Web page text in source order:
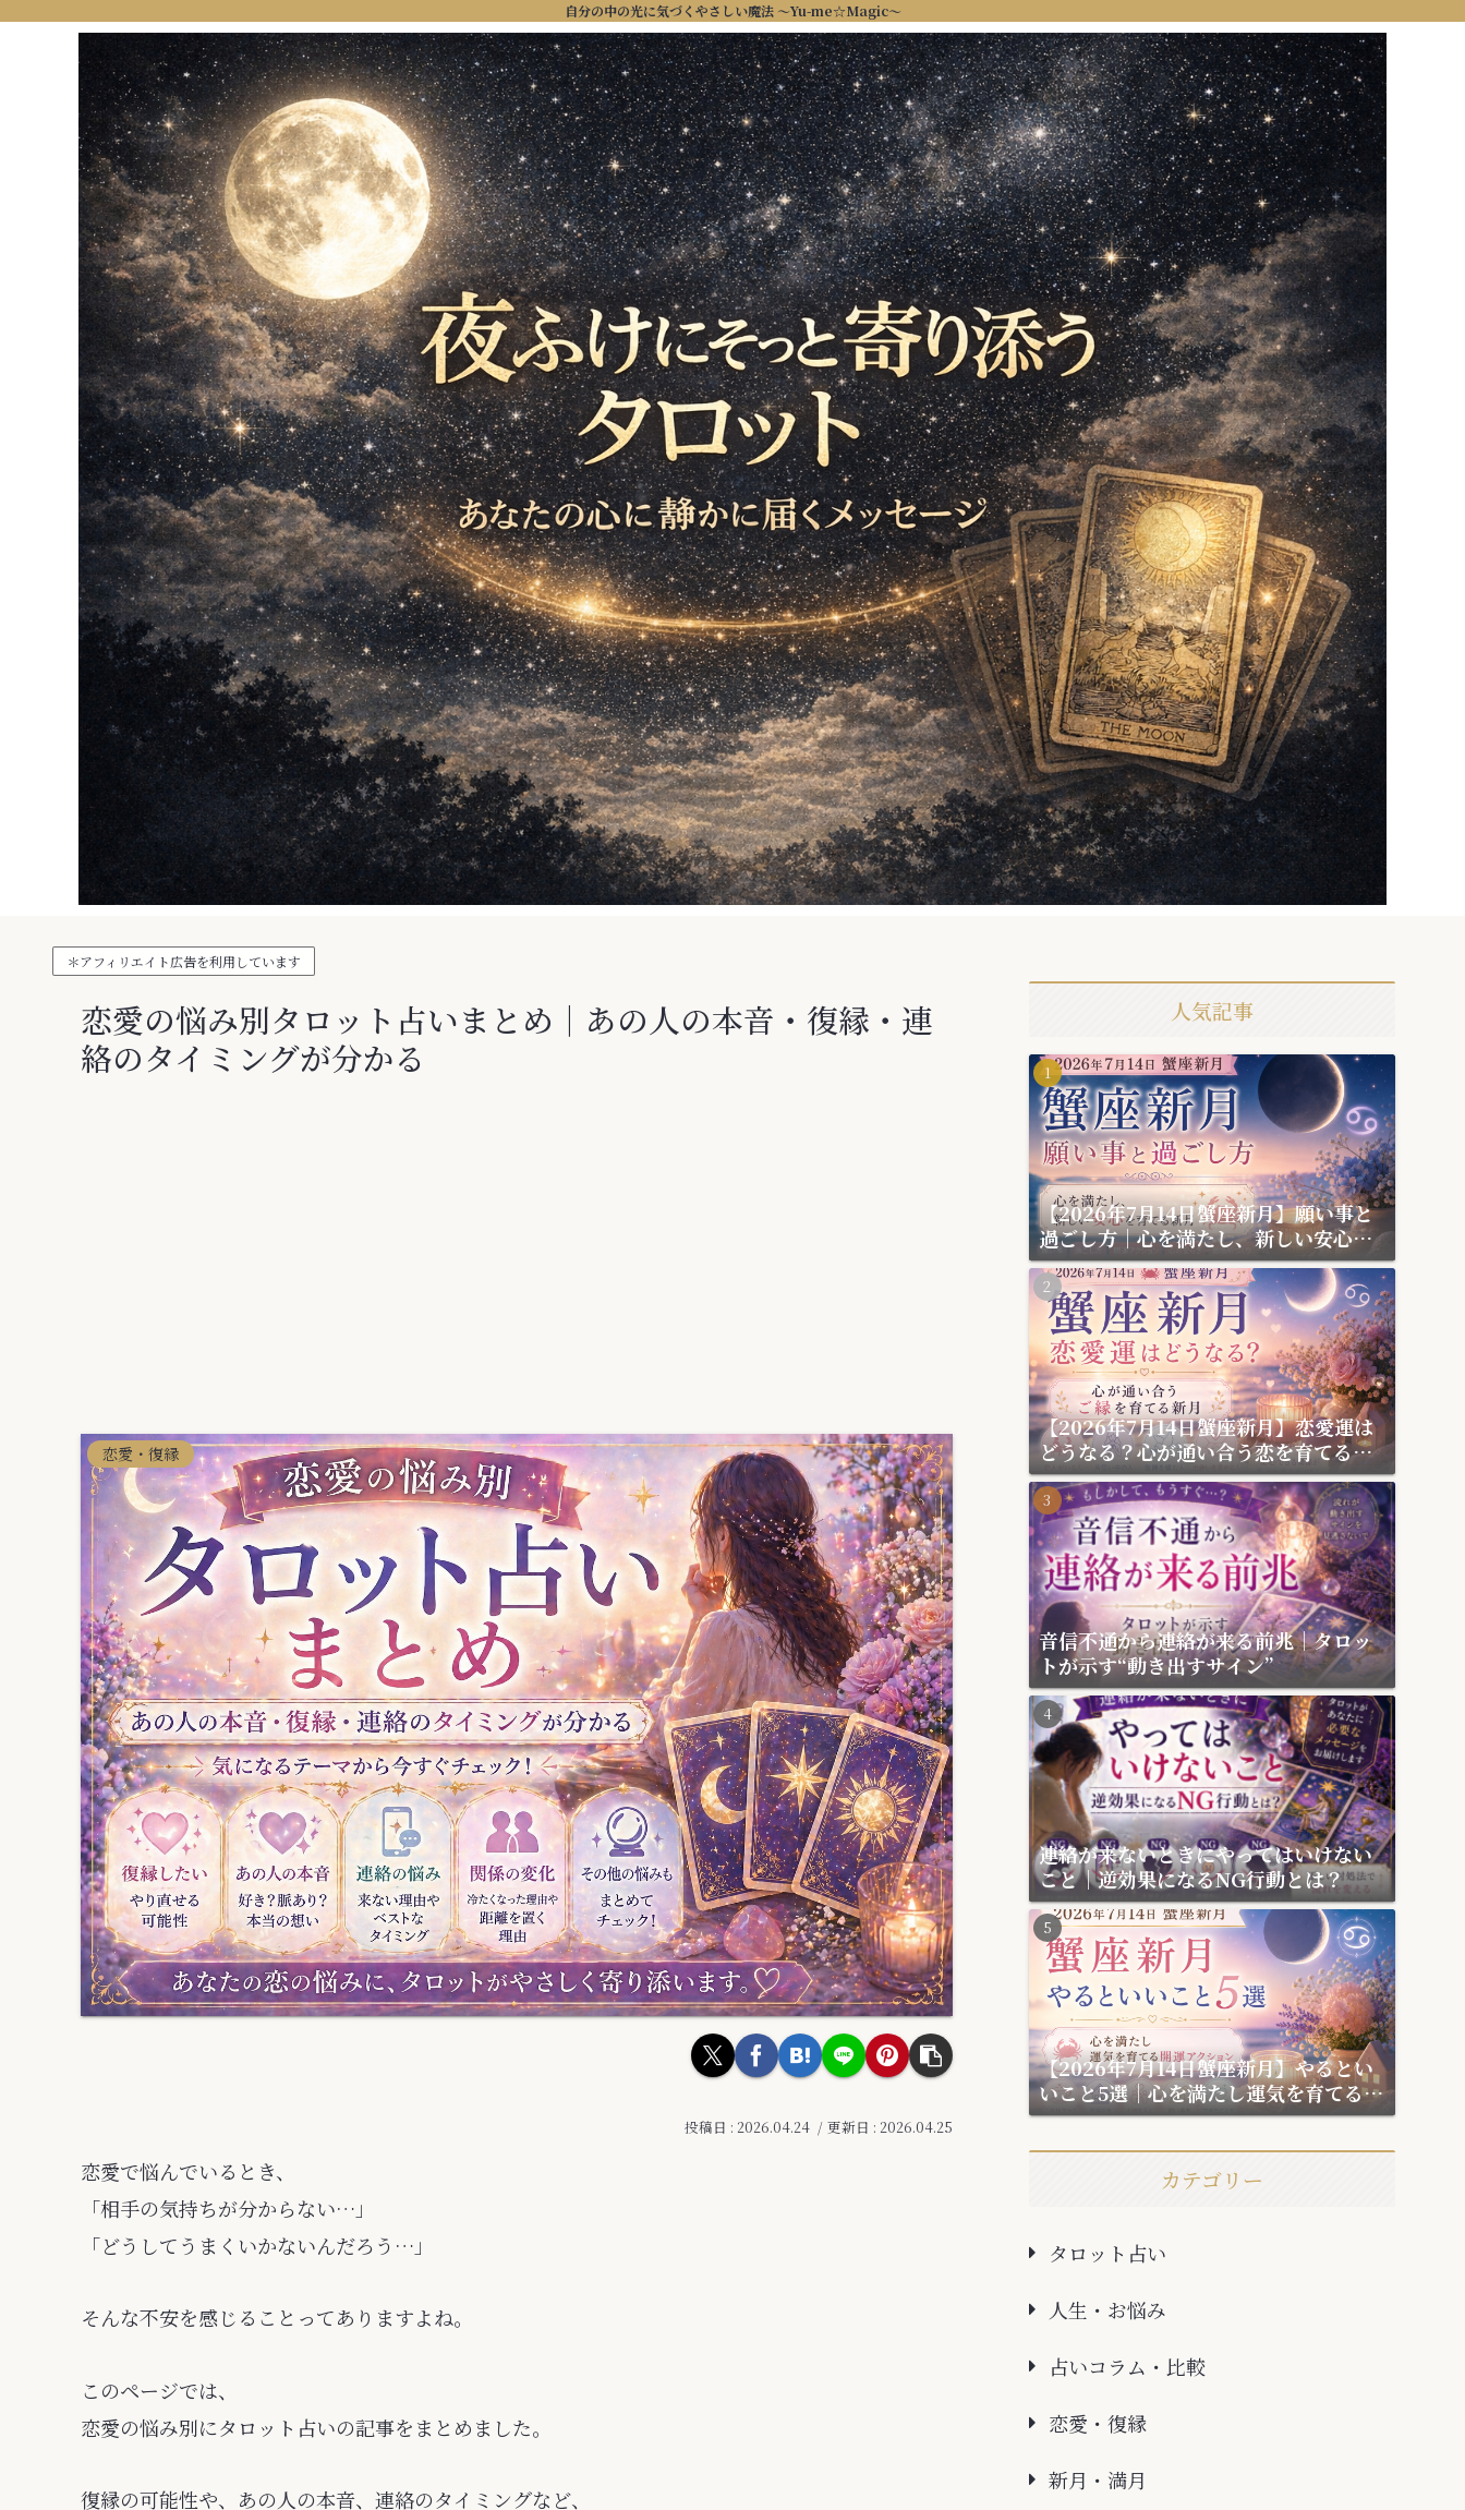
自分の中の光に気づくやさしい魔法 ～Yu-me☆Magic～
＊アフィリエイト広告を利用しています
恋愛の悩み別タロット占いまとめ｜あの人の本音・復縁・連
絡のタイミングが分かる
恋愛・復縁
2026.04.24 2026.04.25
恋愛で悩んでいるとき、
「相手の気持ちが分からない…」
「どうしてうまくいかないんだろう…」
そんな不安を感じることってありますよね。
このページでは、
恋愛の悩み別にタロット占いの記事をまとめました。
復縁の可能性や、あの人の本音、連絡のタイミングなど、
人気記事
【2026年7月14日蟹座新月】願い事と
過ごし方｜心を満たし、新しい安心を
育てる新月
【2026年7月14日蟹座新月】恋愛運は
どうなる？心が通い合う恋を育てる新
月
音信不通から連絡が来る前兆｜タロッ
トが示す“動き出すサイン”
連絡が来ないときにやってはいけない
こと｜逆効果になるNG行動とは？
【2026年7月14日蟹座新月】やるとい
いこと5選｜心を満たし運気を育てる開
運アクション
カテゴリー
タロット占い
人生・お悩み
占いコラム・比較
恋愛・復縁
新月・満月